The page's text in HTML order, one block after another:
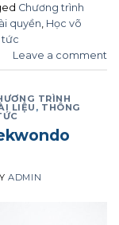
Chương trình
quyền Học võ
tức
Leave a comment
TRÌNH
LIỆU , THÔNG
ADMIN